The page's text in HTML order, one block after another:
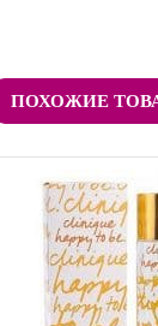
ПОХОЖИЕ